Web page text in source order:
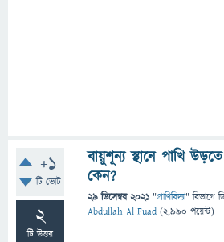
+1
টি ভোট
2
টি উত্তর
বায়ুশূন্য স্থানে পাখি
কেন?
29 ডিসেম্বর 2021 "প্রাণিবিদ্যা" বিভাগে
Abdullah Al Fuad (2,990 পয়েন্ট)